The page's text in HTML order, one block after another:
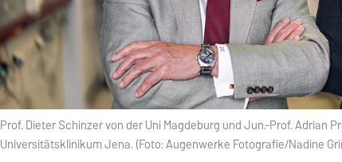
Prof. Dieter Schinzer von der Uni Magdeburg und Jun.-Prof. Adrian
Universitätsklinikum Jena. (Foto: Augenwerke Fotografie/Nadine